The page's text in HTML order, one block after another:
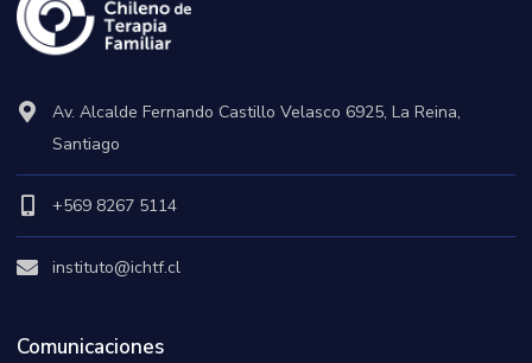
Av. Alcalde Fernando Castillo Velasco 6925, La Reina,
Santiago
+569 8267 5114
instituto@ichtf.cl
Comunicaciones